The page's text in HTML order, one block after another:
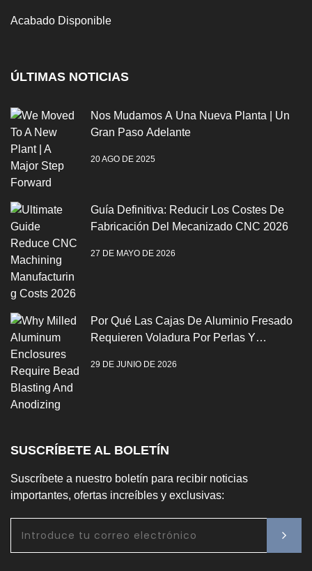
Acabado Disponible
ÚLTIMAS NOTICIAS
Nos Mudamos A Una Nueva Planta | Un
Gran Paso Adelante
20 AGO DE 2025
Guía Definitiva: Reducir Los Costes De
Fabricación Del Mecanizado CNC 2026
27 DE MAYO DE 2026
Por Qué Las Cajas De Aluminio Fresado
Requieren Voladura Por Perlas Y
29 DE JUNIO DE 2026
SUSCRÍBETE AL BOLETÍN
Suscríbete a nuestro boletín para recibir noticias
importantes, ofertas increíbles y exclusivas: